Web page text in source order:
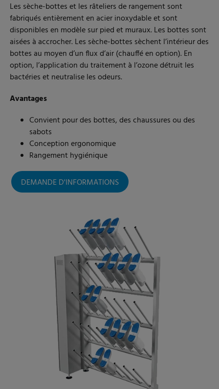
Les sèche-bottes et les râteliers de rangement sont
fabriqués entièrement en acier inoxydable et sont
disponibles en modèle sur pied et muraux. Les bottes sont
aisées à accrocher. Les sèche-bottes sèchent l’intérieur des
bottes au moyen d’un flux d’air (chauffé en option). En
option, l’application du traitement à l’ozone détruit les
bactéries et neutralise les odeurs.
Avantages
Convient pour des bottes, des chaussures ou des
sabots
Conception ergonomique
Rangement hygiénique
DEMANDE D'INFORMATIONS